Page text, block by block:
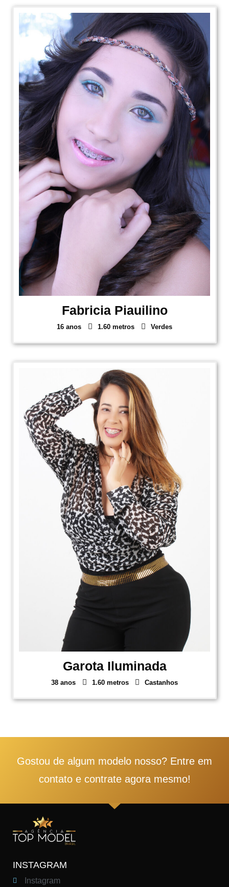
Fabricia Piauilino
16 anos 1.60 metros Verdes
Garota Iluminada
38 anos 1.60 metros Castanhos
Gostou de algum modelo nosso? Entre em
contato e contrate agora mesmo!
INSTAGRAM
Instagram